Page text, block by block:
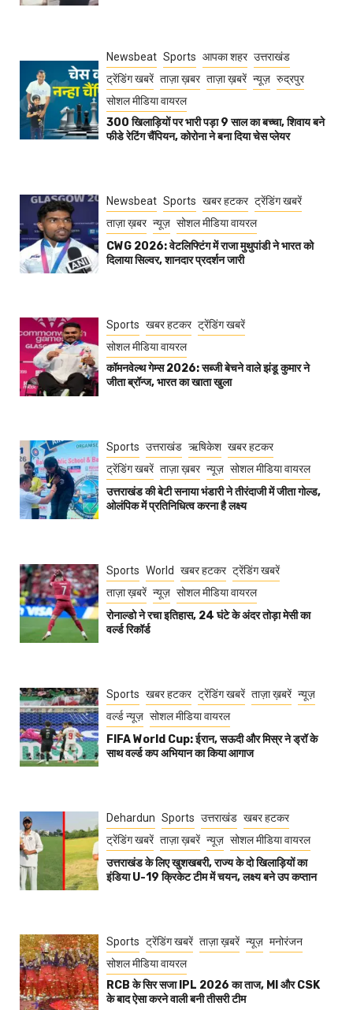
Newsbeat Sports आपका शहर उत्तराखंड
ट्रेंडिंग खबरें ताज़ा ख़बर ताज़ा ख़बरें न्यूज़ रुद्रपुर
सोशल मीडिया वायरल
300 खिलाड़ियों पर भारी पड़ा 9 साल का बच्चा, शिवाय बने
फीडे रेटिंग चैंपियन, कोरोना ने बना दिया चेस प्लेयर
Newsbeat Sports खबर हटकर ट्रेंडिंग खबरें
ताज़ा ख़बर न्यूज़ सोशल मीडिया वायरल
CWG 2026: वेटलिफ्टिंग में राजा मुथुपांडी ने भारत को
दिलाया सिल्वर, शानदार प्रदर्शन जारी
Sports खबर हटकर ट्रेंडिंग खबरें
सोशल मीडिया वायरल
कॉमनवेल्थ गेम्स 2026: सब्जी बेचने वाले झंडू कुमार ने
जीता ब्रॉन्ज, भारत का खाता खुला
Sports उत्तराखंड ऋषिकेश खबर हटकर
ट्रेंडिंग खबरें ताज़ा ख़बर न्यूज़ सोशल मीडिया वायरल
उत्तराखंड की बेटी सनाया भंडारी ने तीरंदाजी में जीता गोल्ड,
ओलंपिक में प्रतिनिधित्व करना है लक्ष्य
Sports World खबर हटकर ट्रेंडिंग खबरें
ताज़ा ख़बरें न्यूज़ सोशल मीडिया वायरल
रोनाल्डो ने रचा इतिहास, 24 घंटे के अंदर तोड़ा मेसी का
वर्ल्ड रिकॉर्ड
Sports खबर हटकर ट्रेंडिंग खबरें ताज़ा ख़बरें न्यूज़
वर्ल्ड न्यूज़ सोशल मीडिया वायरल
FIFA World Cup: ईरान, सऊदी और मिस्र ने ड्रॉ के
साथ वर्ल्ड कप अभियान का किया आगाज
Dehardun Sports उत्तराखंड खबर हटकर
ट्रेंडिंग खबरें ताज़ा ख़बरें न्यूज़ सोशल मीडिया वायरल
उत्तराखंड के लिए खुशखबरी, राज्य के दो खिलाड़ियों का
इंडिया U-19 क्रिकेट टीम में चयन, लक्ष्य बने उप कप्तान
Sports ट्रेंडिंग खबरें ताज़ा ख़बरें न्यूज़ मनोरंजन
सोशल मीडिया वायरल
RCB के सिर सजा IPL 2026 का ताज, MI और CSK
के बाद ऐसा करने वाली बनी तीसरी टीम